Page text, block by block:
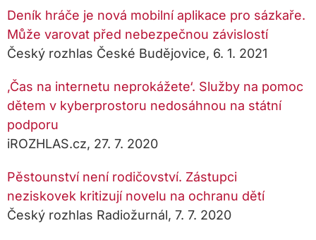
Deník hráče je nová mobilní aplikace pro sázkaře.
Může varovat před nebezpečnou závislostí
Český rozhlas České Budějovice, 6. 1. 2021
‚Čas na internetu neprokážete‘. Služby na pomoc
dětem v kyberprostoru nedosáhnou na státní
podporu
iROZHLAS.cz, 27. 7. 2020
Pěstounství není rodičovství. Zástupci
neziskovek kritizují novelu na ochranu dětí
Český rozhlas Radiožurnál, 7. 7. 2020